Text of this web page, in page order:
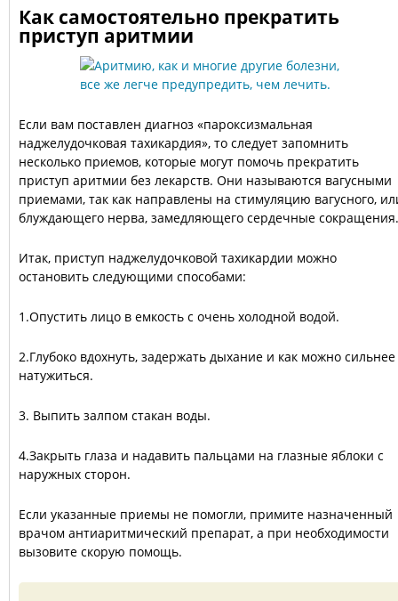
Как самостоятельно прекратить
приступ аритмии
Если вам поставлен диагноз «пароксизмальная
наджелудочковая тахикардия», то следует запомнить
несколько приемов, которые могут помочь прекратить
приступ аритмии без лекарств. Они называются вагусными
приемами, так как направлены на стимуляцию вагусного,
блуждающего нерва, замедляющего сердечные сокращения.
Итак, приступ наджелудочковой тахикардии можно
остановить следующими способами:
1.Опустить лицо в емкость с очень холодной водой.
2.Глубоко вдохнуть, задержать дыхание и как можно сильнее
натужиться.
3. Выпить залпом стакан воды.
4.Закрыть глаза и надавить пальцами на глазные яблоки с
наружных сторон.
Если указанные приемы не помогли, примите назначенный
врачом антиаритмический препарат, а при необходимости
вызовите скорую помощь.